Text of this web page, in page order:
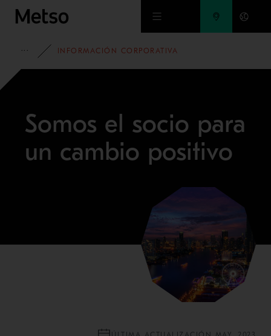
Ir al contenido principal
HOME
INFORMACIÓN CORPORATIVA
Somos el socio para
un cambio positivo